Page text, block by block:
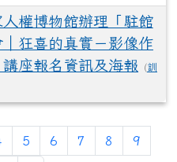
人權博物館辦理「駐館
狂喜的真實－影像作
座報名資訊及海報
(訓
5 6 7 8 9